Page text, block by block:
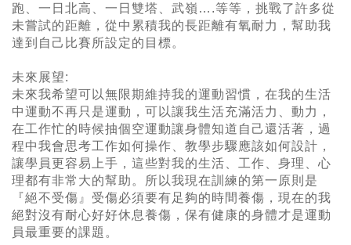
跑、一日北高、一日雙塔、武嶺….等等，挑戰了許多從
未嘗試的距離，從中累積我的長距離有氧耐力，幫助我
達到自己比賽所設定的目標。
未來展望:
未來我希望可以無限期維持我的運動習慣，在我的生活
中運動不再只是運動，可以讓我生活充滿活力、動力，
在工作忙的時候抽個空運動讓身體知道自己還活著，過
程中我會思考工作如何操作、教學步驟應該如何設計，
讓學員更容易上手，這些對我的生活、工作、身理、心
理都有非常大的幫助。所以我現在訓練的第一原則是
『絕不受傷』受傷必須要有足夠的時間養傷，現在的我
絕對沒有耐心好好休息養傷，保有健康的身體才是運動
員最重要的課題。